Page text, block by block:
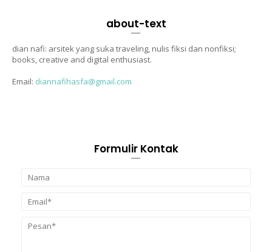
about-text
dian nafi: arsitek yang suka traveling, nulis fiksi dan nonfiksi;
books, creative and digital enthusiast.
Email: diannafihasfa@gmail.com
Formulir Kontak